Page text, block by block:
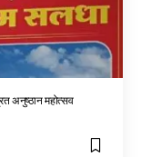
अनुष्ठान महोत्सव